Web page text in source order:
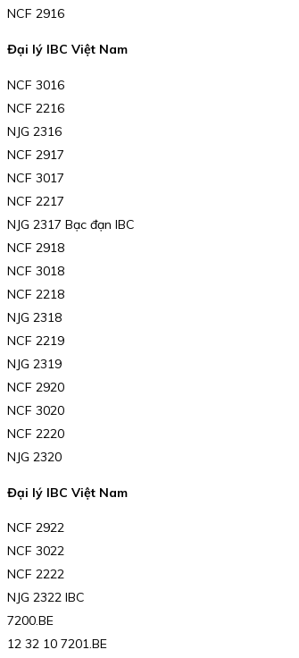
NCF 2916
Đại lý IBC Việt Nam
NCF 3016
NCF 2216
NJG 2316
NCF 2917
NCF 3017
NCF 2217
NJG 2317 Bạc đạn IBC
NCF 2918
NCF 3018
NCF 2218
NJG 2318
NCF 2219
NJG 2319
NCF 2920
NCF 3020
NCF 2220
NJG 2320
Đại lý IBC Việt Nam
NCF 2922
NCF 3022
NCF 2222
NJG 2322 IBC
7200.BE
12 32 10 7201.BE